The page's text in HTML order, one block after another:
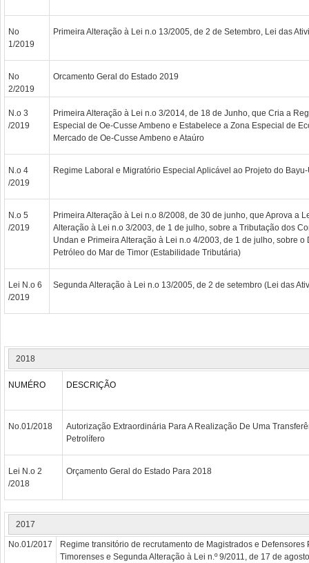
No
1/2019
Primeira Alteração à Lei n.o 13/2005, de 2 de Setembro, Lei das
No
2/2019
Orcamento Geral do Estado 2019
N.o 3
/2019
Primeira Alteração à Lei n.o 3/2014, de 18 de Junho, que Cria a
Especial de Oe-Cusse Ambeno e Estabelece a Zona Especial de
Mercado de Oe-Cusse Ambeno e Ataúro
N.o 4
/2019
Regime Laboral e Migratório Especial Aplicável ao Projeto do
N.o 5
/2019
Primeira Alteração à Lei n.o 8/2008, de 30 de junho, que Aprova a
Alteração à Lei n.o 3/2003, de 1 de julho, sobre a Tributação dos
Undan e Primeira Alteração à Lei n.o 4/2003, de 1 de julho, sobre o
Petróleo do Mar de Timor (Estabilidade Tributária)
Lei N.o 6
/2019
Segunda Alteração à Lei n.o 13/2005, de 2 de setembro (Lei das
2018
NUMÉRO DESCRIÇÃO
No.01/2018
Autorização Extraordinária Para A Realização De Uma
Petrolífero
Lei N.o 2
/2018
Orçamento Geral do Estado Para 2018
2017
No.01/2017
Regime transitório de recrutamento de Magistrados e Defensores
Timorenses e Segunda Alteração à Lei n.º 9/2011, de 17 de